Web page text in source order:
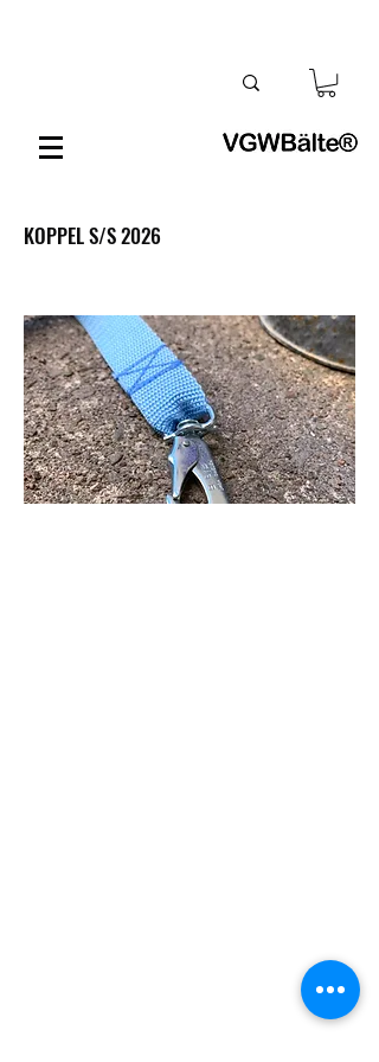
KOPPEL S/S 2026